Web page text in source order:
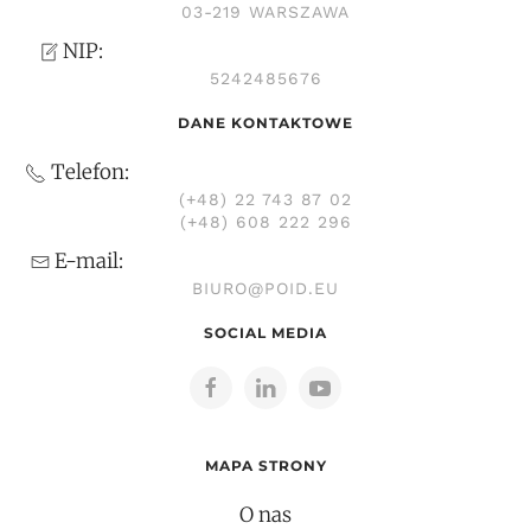
03-219 WARSZAWA
NIP:
5242485676
DANE KONTAKTOWE
Telefon:
(+48) 22 743 87 02
(+48) 608 222 296
E-mail:
BIURO@POID.EU
SOCIAL MEDIA
MAPA STRONY
O nas